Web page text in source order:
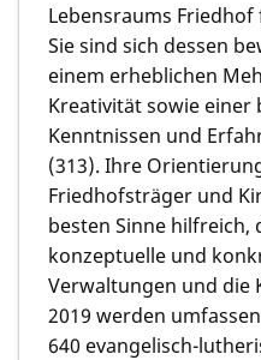
Lebensraums
Sie sind sich dessen
einem erheblichen
Kreativität sowie einer
Kenntnissen und
(313). Ihre
Friedhofsträger und
besten Sinne hilfreich,
konzeptuelle und
Verwaltungen und die
2019 werden
640 evangelisch-